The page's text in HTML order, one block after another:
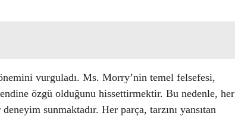
vurguladı. Ms. Morry’nin temel felsefesi,
özgü olduğunu hissettirmektir. Bu nedenle, her
sunmaktadır. Her parça, tarzını yansıtan